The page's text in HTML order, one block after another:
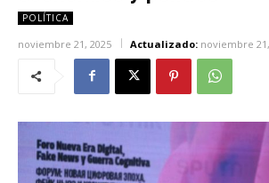
POLÍTICA
noviembre 21, 2025 Actualizado: noviembre